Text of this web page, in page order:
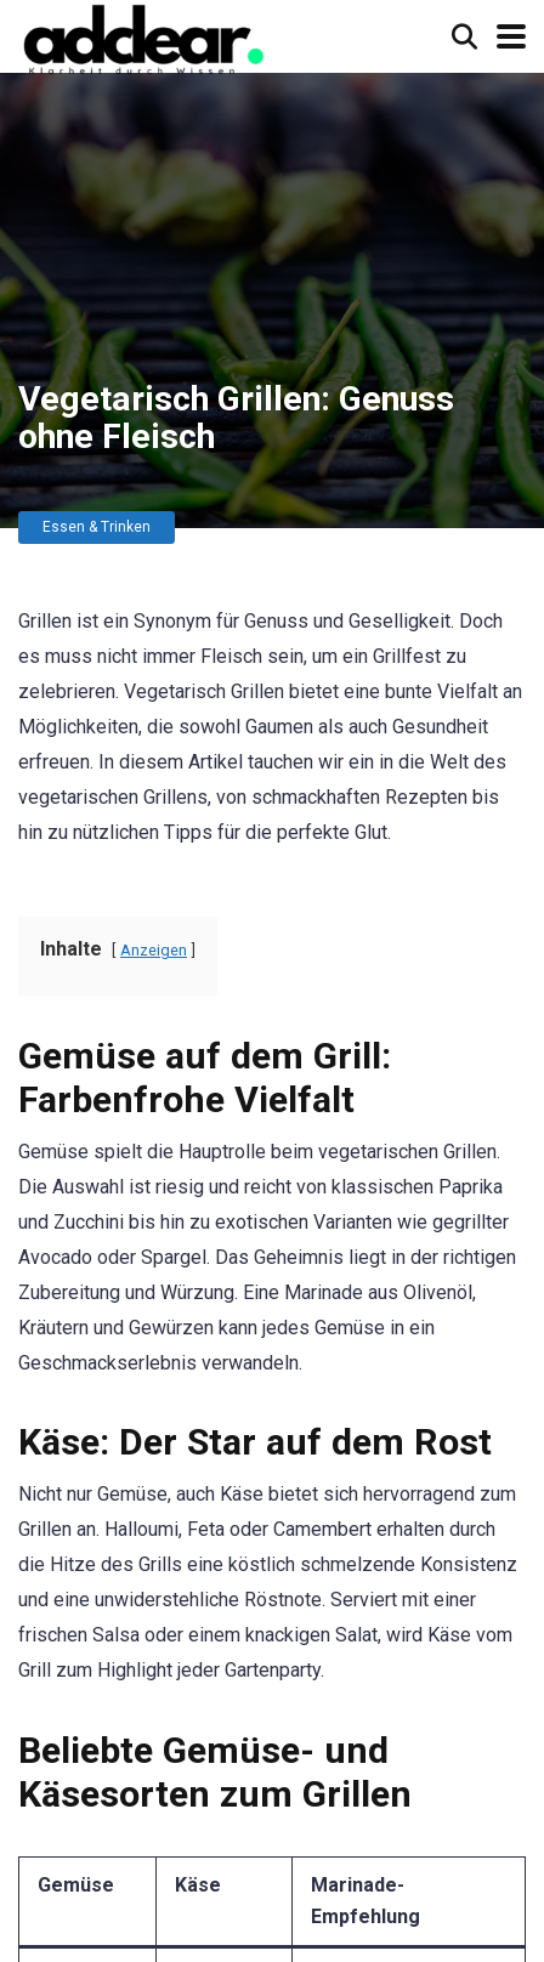
Vegetarisch Grillen: Genuss
ohne Fleisch
Essen & Trinken
Grillen ist ein Synonym für Genuss und Geselligkeit. Doch
es muss nicht immer Fleisch sein, um ein Grillfest zu
zelebrieren. Vegetarisch Grillen bietet eine bunte Vielfalt an
Möglichkeiten, die sowohl Gaumen als auch Gesundheit
erfreuen. In diesem Artikel tauchen wir ein in die Welt des
vegetarischen Grillens, von schmackhaften Rezepten bis
hin zu nützlichen Tipps für die perfekte Glut.
Inhalte Anzeigen
Gemüse auf dem Grill:
Farbenfrohe Vielfalt
Gemüse spielt die Hauptrolle beim vegetarischen Grillen.
Die Auswahl ist riesig und reicht von klassischen Paprika
und Zucchini bis hin zu exotischen Varianten wie gegrillter
Avocado oder Spargel. Das Geheimnis liegt in der richtigen
Zubereitung und Würzung. Eine Marinade aus Olivenöl,
Kräutern und Gewürzen kann jedes Gemüse in ein
Geschmackserlebnis verwandeln.
Käse: Der Star auf dem Rost
Nicht nur Gemüse, auch Käse bietet sich hervorragend zum
Grillen an. Halloumi, Feta oder Camembert erhalten durch
die Hitze des Grills eine köstlich schmelzende Konsistenz
und eine unwiderstehliche Röstnote. Serviert mit einer
frischen Salsa oder einem knackigen Salat, wird Käse vom
Grill zum Highlight jeder Gartenparty.
Beliebte Gemüse- und
Käsesorten zum Grillen
Gemüse Käse
Marinade-
Empfehlung